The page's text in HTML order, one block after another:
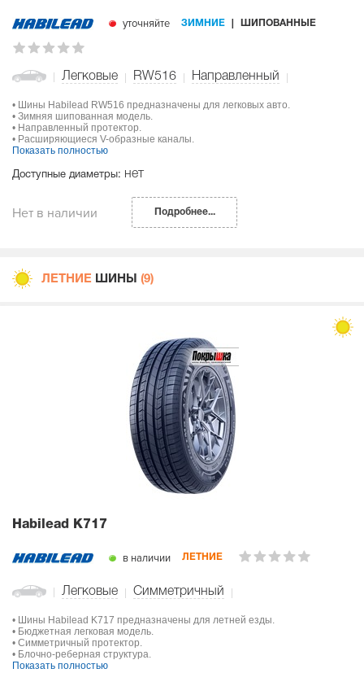
уточняйте ЗИМНИЕ ШИПОВАННЫЕ
Легковые RW516 Направленный
• Шины Habilead RW516 предназначены для легковых авто.
• Зимняя шипованная модель.
• Направленный протектор.
• Расширяющиеся V-образные каналы.
Показать полностью
Доступные диаметры: нет
Нет в наличии Подробнее...
ЛЕТНИЕ ШИНЫ (9)
Habilead K717
в наличии ЛЕТНИЕ
Легковые Симметричный
• Шины Habilead K717 предназначены для летней езды.
• Бюджетная легковая модель.
• Симметричный протектор.
• Блочно-реберная структура.
Показать полностью